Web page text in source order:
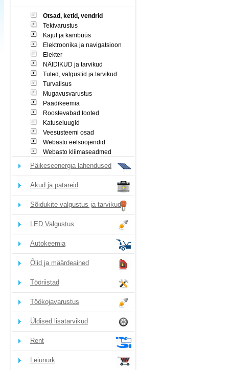
Otsad, ketid, vendrid
Tekivarustus
Kajut ja kambüüs
Elektroonika ja navigatsioon
Elekter
NÄIDIKUD ja tarvikud
Tuled, valgustid ja tarvikud
Turvalisus
Mugavusvarustus
Paadikeemia
Roostevabad tooted
Katuseluugid
Veesüsteemi osad
Webasto eelsoojendid
Webasto kliimaseadmed
Päikeseenergia lahendused
Akud ja patareid
Sõidukite valgustus ja tarvikud
LED Valgustus
Autokeemia
Õlid ja määrdeained
Tööriistad
Töökojavarustus
Üldised lisatarvikud
Rent
Leiunurk